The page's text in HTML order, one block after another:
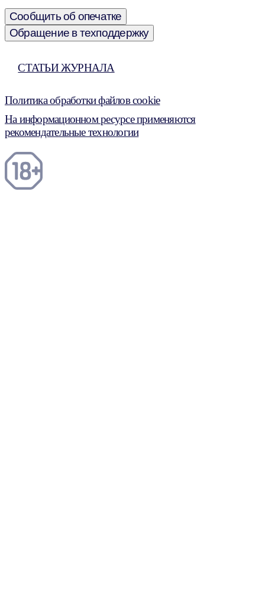
Сообщить об опечатке
Обращение в техподдержку
СТАТЬИ ЖУРНАЛА
Политика обработки файлов cookie
На информационном ресурсе применяются
рекомендательные технологии